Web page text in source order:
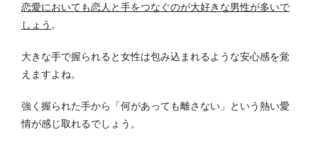
恋愛においても恋人と手をつなぐのが大好きな男性が多いで
しょう 。
大きな手で握られると女性は包み込まれるような安心感を覚
えますよね。
強く握られた手から「何があっても離さない」という熱い愛
情が感じ取れるでしょう。